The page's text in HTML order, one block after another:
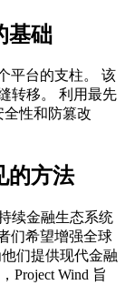
基础
平台的支柱。 该
转移。 利用最先
性和防篡改
的方法
续金融生态系统
们希望增强全球
们提供现代金融
Project Wind 旨